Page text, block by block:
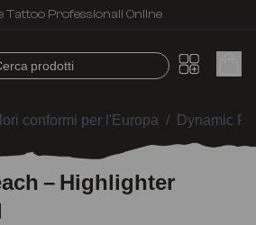
Tattoo Professionali Online
prodotti
conformi per l'Europa / Dynamic
– Highlighter